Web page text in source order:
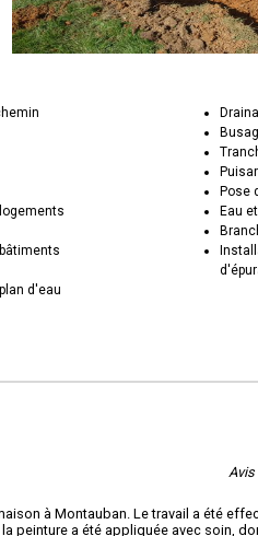
d'eau
Pose
Eau
Avis
à Montauban. Le travail a été
peinture a été appliquée avec soin,